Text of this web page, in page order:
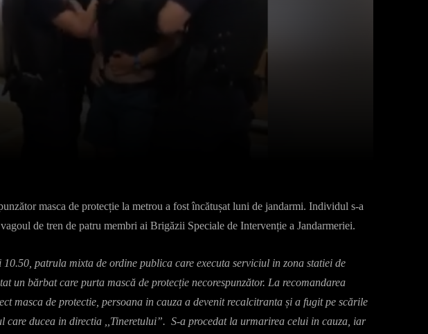
masca de protecție la metrou a fost încătușat luni de jandarmi. Individul s-a
de tren de patru membri ai Brigăzii Speciale de Intervenție a Jandarmeriei.
patrula mixta de ordine publica care executa serviciul in zona statiei de
un bărbat care purta mască de protecție necorespunzător. La recomandarea
masca de protectie, persoana in cauza a devenit recalcitranta și a fugit pe scările
care ducea in directia ,,Tineretului”. S-a procedat la urmarirea celui in cauza, iar